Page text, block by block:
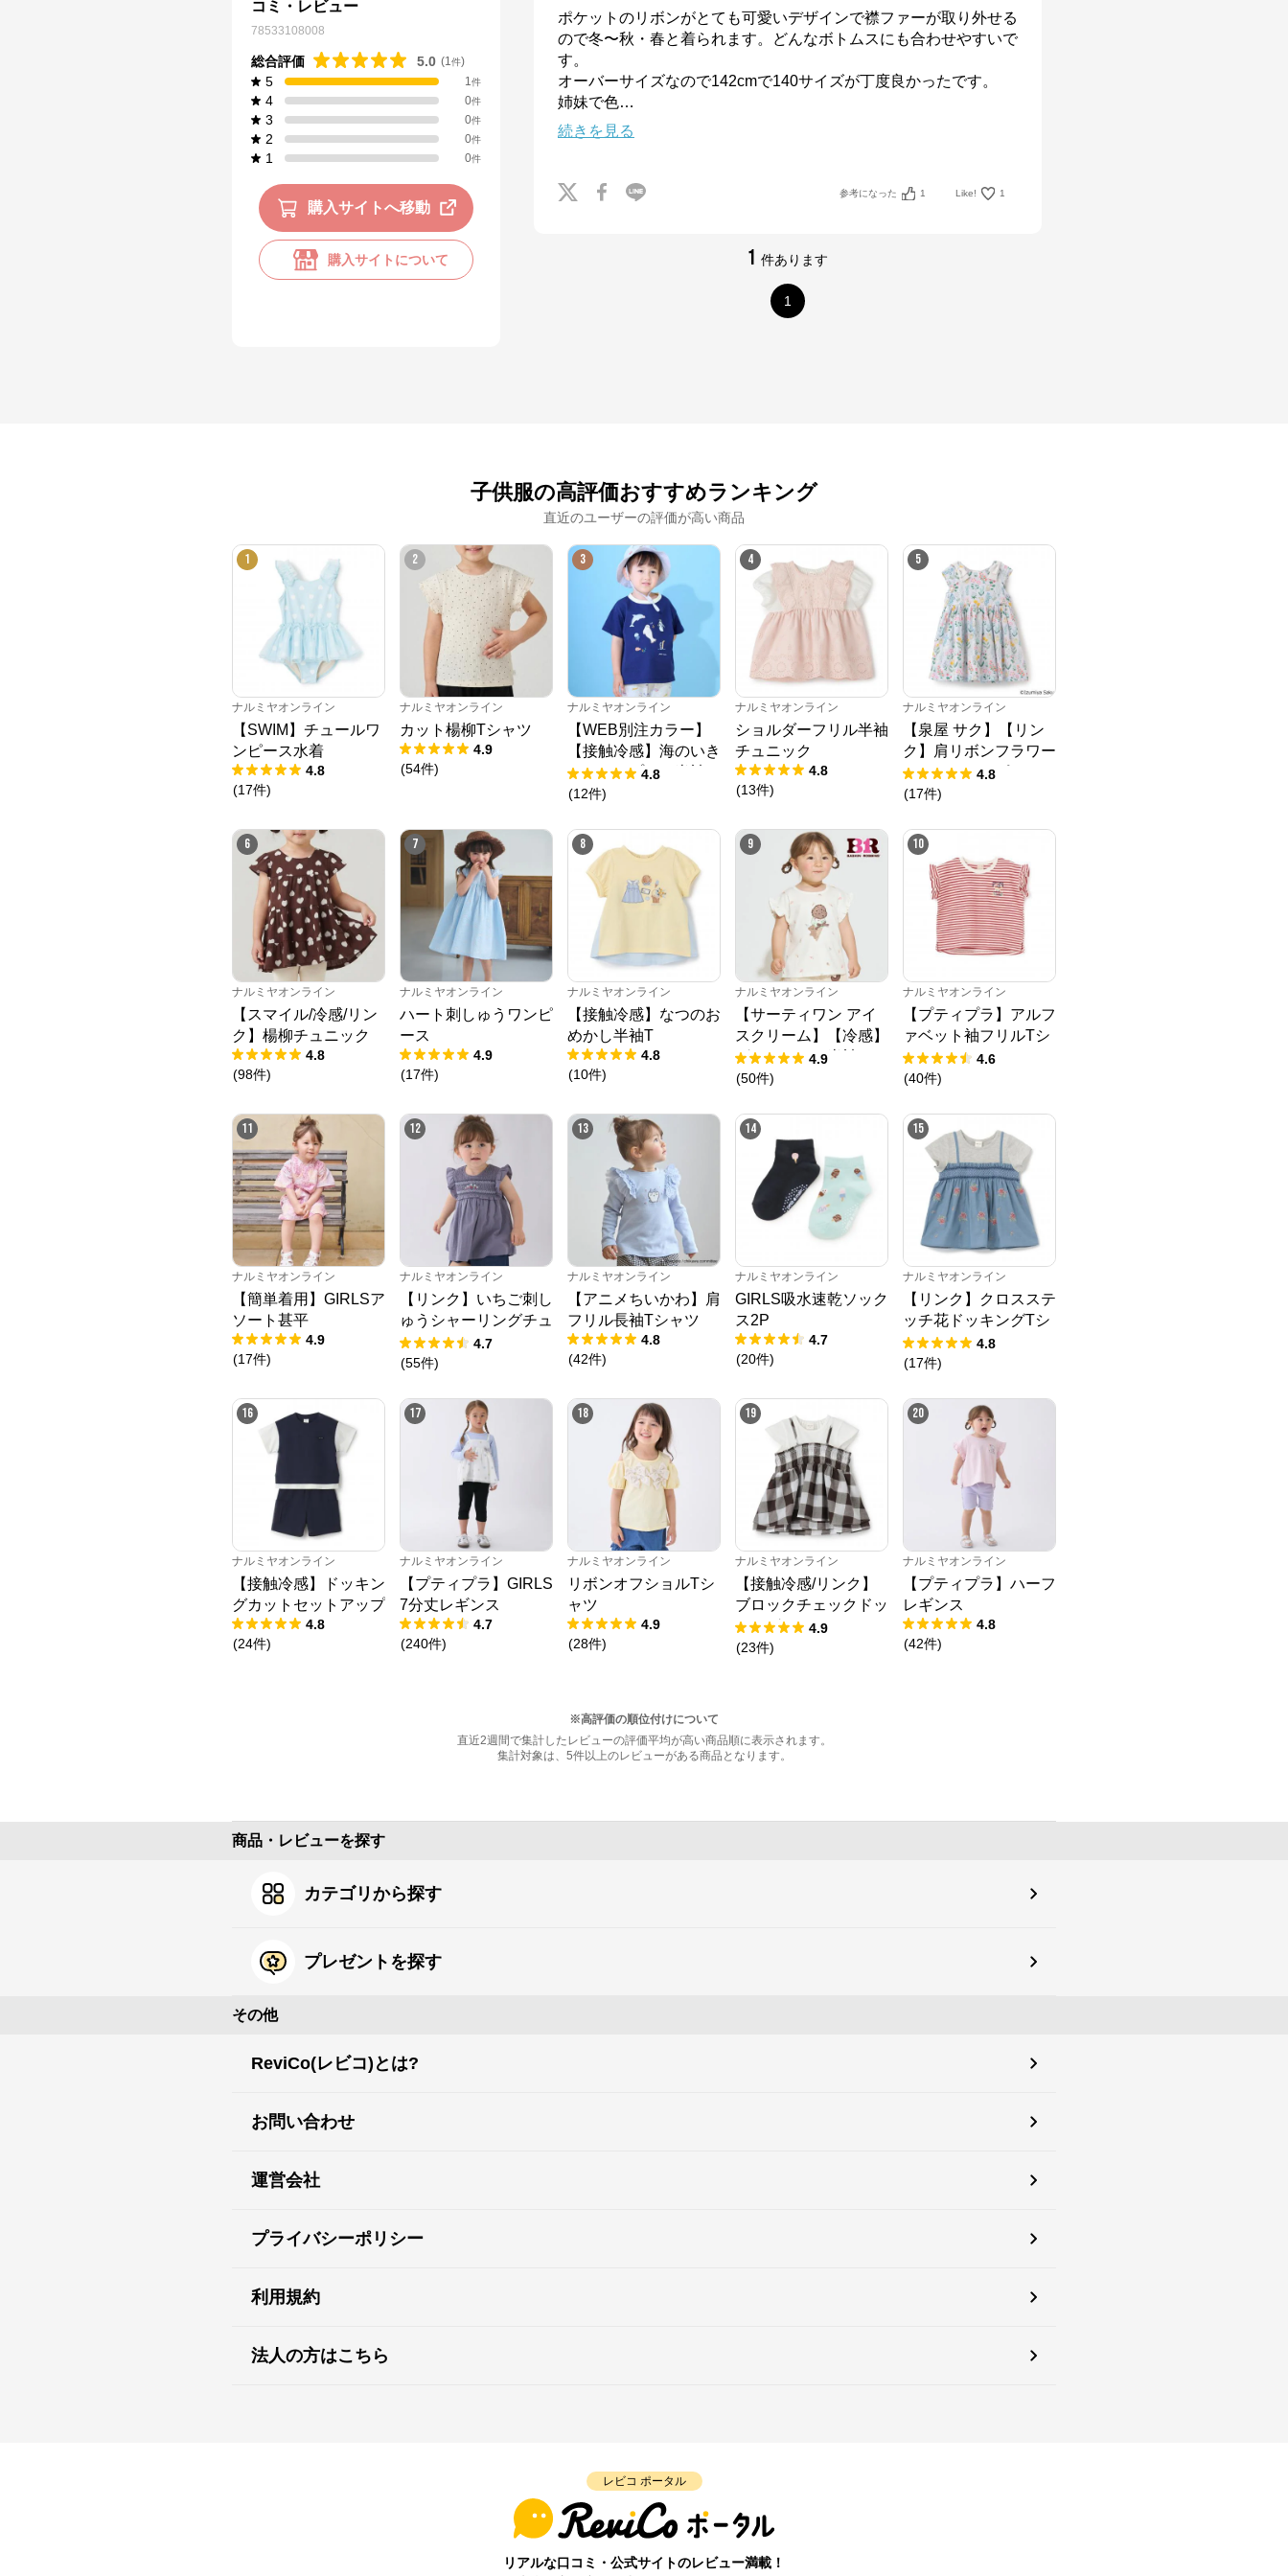
コミ・レビュー
78533108008
総合評価 5.0 (1 件)
5 1件
4 0件
3 0件
2 0件
1 0件
購入サイトへ移動
購入サイトについて
ポケットのリボンがとても可愛いデザインで襟ファーが取り外せる
ので冬〜秋・春と着られます。どんなボトムスにも合わせやすいで
す。
オーバーサイズなので142cmで140サイズが丁度良かったです。
姉妹で色…
続きを見る
参考になった 1 Like! 1
1 件あります
1
子供服の高評価おすすめランキング
直近のユーザーの評価が高い商品
1
ナルミヤオンライン
【SWIM】チュールワ
ンピース水着
4.8
(17件)
2
ナルミヤオンライン
カット楊柳Tシャツ
4.9
(54件)
3
ナルミヤオンライン
【WEB別注カラー】
【接触冷感】海のいき
ものアップリケ半袖T
シャツ
4.8
(12件)
4
ナルミヤオンライン
ショルダーフリル半袖
チュニック
4.8
(13件)
5
ナルミヤオンライン
【泉屋 サク】【リン
ク】肩リボンフラワー
キャットワンピース
4.8
(17件)
6
ナルミヤオンライン
【スマイル/冷感/リン
ク】楊柳チュニック
4.8
(98件)
7
ナルミヤオンライン
ハート刺しゅうワンピ
ース
4.9
(17件)
8
ナルミヤオンライン
【接触冷感】なつのお
めかし半袖T
4.8
(10件)
9
ナルミヤオンライン
【サーティワン アイ
スクリーム】【冷感】
グラフィック半袖Tシ
ャツ
4.9
(50件)
10
ナルミヤオンライン
【プティプラ】アルフ
ァベット袖フリルTシ
ャツ
4.6
(40件)
11
ナルミヤオンライン
【簡単着用】GIRLSア
ソート甚平
4.9
(17件)
12
ナルミヤオンライン
【リンク】いちご刺し
ゅうシャーリングチュ
ニック
4.7
(55件)
13
ナルミヤオンライン
【アニメちいかわ】肩
フリル長袖Tシャツ
4.8
(42件)
14
ナルミヤオンライン
GIRLS吸水速乾ソック
ス2P
4.7
(20件)
15
ナルミヤオンライン
【リンク】クロスステ
ッチ花ドッキングTシ
ャツ
4.8
(17件)
16
ナルミヤオンライン
【接触冷感】ドッキン
グカットセットアップ
4.8
(24件)
17
ナルミヤオンライン
【プティプラ】GIRLS
7分丈レギンス
4.7
(240件)
18
ナルミヤオンライン
リボンオフショルTシ
ャツ
4.9
(28件)
19
ナルミヤオンライン
【接触冷感/リンク】
ブロックチェックドッ
キングTシャツ
4.9
(23件)
20
ナルミヤオンライン
【プティプラ】ハーフ
レギンス
4.8
(42件)
※高評価の順位付けについて
直近2週間で集計したレビューの評価平均が高い商品順に表示されます。
集計対象は、5件以上のレビューがある商品となります。
公式ECサイト
※外部サイトが開きます
ナルミヤオンライン からのコメント
ナルミヤオンライン公式通販ショップ。人気子供服メゾピアノ、プティマイ
ン、ラブトキシック、アナスイミニ等、全ブランド、全商品をご覧いただけま
す。
商品・レビューを探す
カテゴリから探す
プレゼントを探す
その他
ReviCo(レビコ)とは?
お問い合わせ
運営会社
プライバシーポリシー
利用規約
法人の方はこちら
レビコ ポータル
リアルな口コミ・公式サイトのレビュー満載！